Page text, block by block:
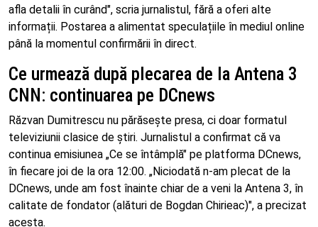
afla detalii în curând", scria jurnalistul, fără a oferi alte
informații. Postarea a alimentat speculațiile în mediul online
până la momentul confirmării în direct.
Ce urmează după plecarea de la Antena 3
CNN: continuarea pe DCnews
Răzvan Dumitrescu nu părăsește presa, ci doar formatul
televiziunii clasice de știri. Jurnalistul a confirmat că va
continua emisiunea „Ce se întâmplă" pe platforma DCnews,
în fiecare joi de la ora 12:00. „Niciodată n-am plecat de la
DCnews, unde am fost înainte chiar de a veni la Antena 3, în
calitate de fondator (alături de Bogdan Chirieac)", a precizat
acesta.